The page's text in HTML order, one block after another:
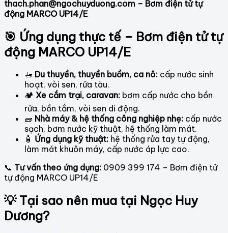
thach.phan@ngochuyduong.com – Bơm điện tử tự
động MARCO UP14/E
🎯 Ứng dụng thực tế – Bơm điện tử tự
động MARCO UP14/E
🚤 Du thuyền, thuyền buồm, ca nô: cấp nước sinh
hoạt, vòi sen, rửa tàu.
🏕 Xe cắm trại, caravan: bơm cấp nước cho bồn
rửa, bồn tắm, vòi sen di động.
🧱 Nhà máy & hệ thống công nghiệp nhẹ: cấp nước
sạch, bơm nước kỹ thuật, hệ thống làm mát.
🧴 Ứng dụng kỹ thuật: hệ thống rửa tay tự động,
làm mát khuôn máy, cấp nước áp lực cao.
📞 Tư vấn theo ứng dụng: 0909 399 174 – Bơm điện tử
tự động MARCO UP14/E
💡 Tại sao nên mua tại Ngọc Huy
Dương?